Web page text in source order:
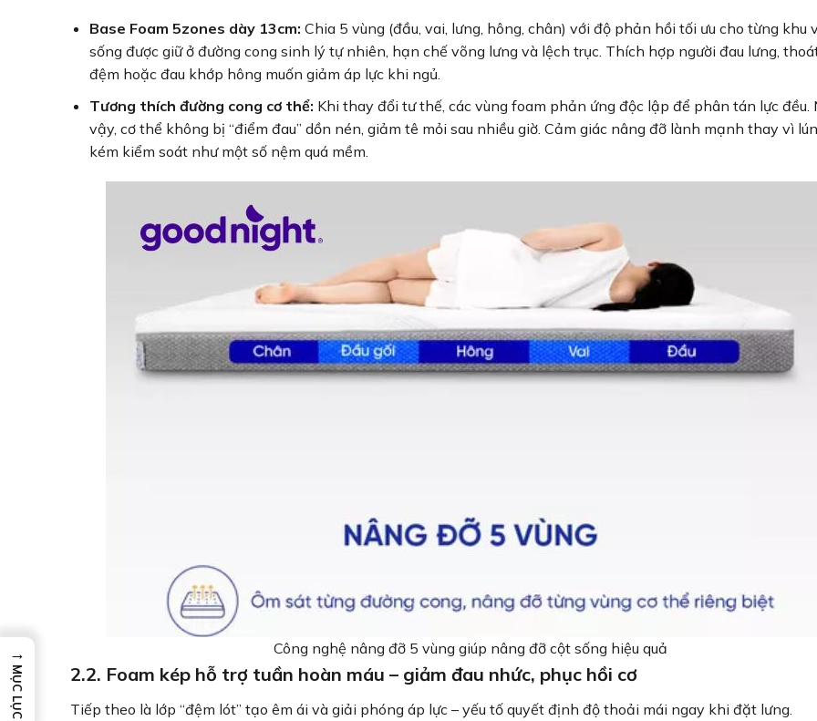
Base Foam 5zones dày 13cm: Chia 5 vùng (đầu, vai, lưng, hông, chân) với độ phản hồi tối ưu cho từng khu
sống được giữ ở đường cong sinh lý tự nhiên, hạn chế võng lưng và lệch trục. Thích hợp người đau lưng,
đệm hoặc đau khớp hông muốn giảm áp lực khi ngủ.
Tương thích đường cong cơ thể: Khi thay đổi tư thế, các vùng foam phản ứng độc lập để phân tán lực đều.
vậy, cơ thể không bị “điểm đau” dồn nén, giảm tê mỏi sau nhiều giờ. Cảm giác nâng đỡ lành mạnh thay vì
kém kiểm soát như một số nệm quá mềm.
Công nghệ nâng đỡ 5 vùng giúp nâng đỡ cột sống hiệu quả
2.2. Foam kép hỗ trợ tuần hoàn máu – giảm đau nhức, phục hồi cơ
Tiếp theo là lớp “đệm lót” tạo êm ái và giải phóng áp lực – yếu tố quyết định độ thoải mái ngay khi đặt lưng.
→
MỤC LỤC